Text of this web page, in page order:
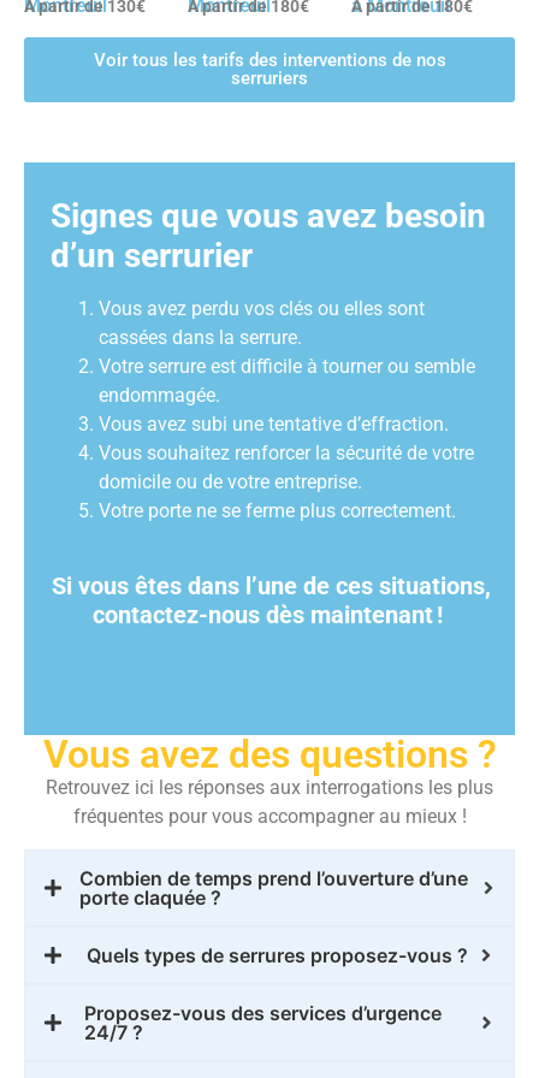
Montreuil
A partir de 130€
Montreuil
A partir de 180€
à Montreuil
A partir de 180€
Voir tous les tarifs des interventions de nos
serruriers
Signes que vous avez besoin
d’un serrurier
Vous avez perdu vos clés ou elles sont
cassées dans la serrure.
Votre serrure est difficile à tourner ou semble
endommagée.
Vous avez subi une tentative d’effraction.
Vous souhaitez renforcer la sécurité de votre
domicile ou de votre entreprise.
Votre porte ne se ferme plus correctement.
Si vous êtes dans l’une de ces situations,
contactez-nous dès maintenant!
Vous avez des questions ?
Retrouvez ici les réponses aux interrogations les plus
fréquentes pour vous accompagner au mieux !
Combien de temps prend l’ouverture d’une
porte claquée ?
Quels types de serrures proposez-vous ?
Proposez-vous des services d’urgence
24/7 ?